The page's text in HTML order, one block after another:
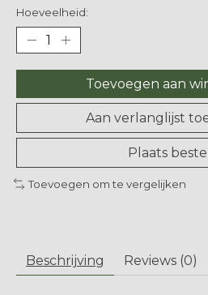
Hoeveelheid:
Toevoegen aan
Aan verlanglijst
Plaats
Toevoegen om te vergelijken
Beschrijving Reviews (0)